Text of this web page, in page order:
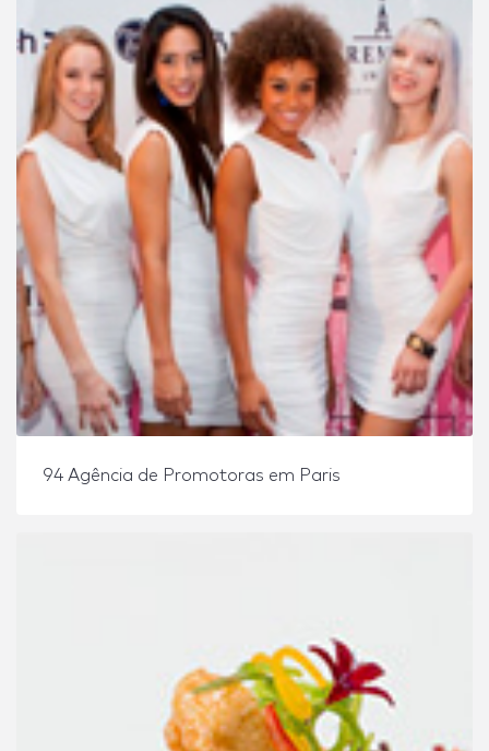
94 Agência de Promotoras em Paris